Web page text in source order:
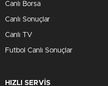
Canlı Borsa
Canlı Sonuçlar
Canlı TV
Futbol Canlı Sonuçlar
HIZLI SERVİS